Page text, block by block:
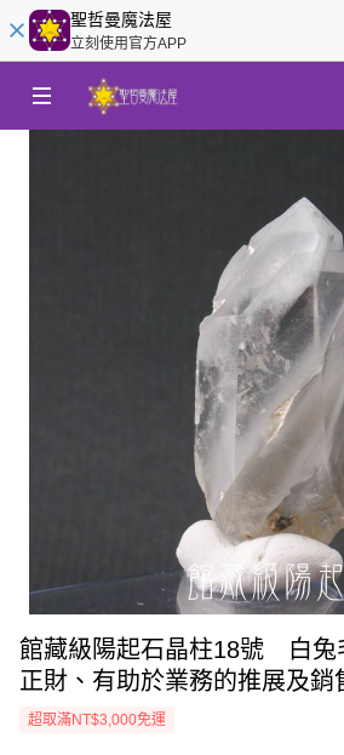
聖哲曼魔法屋
立刻使用官方APP
館藏級陽起石晶柱18號 白兔
正財、有助於業務的推展及銷
超取滿NT$3,000免運